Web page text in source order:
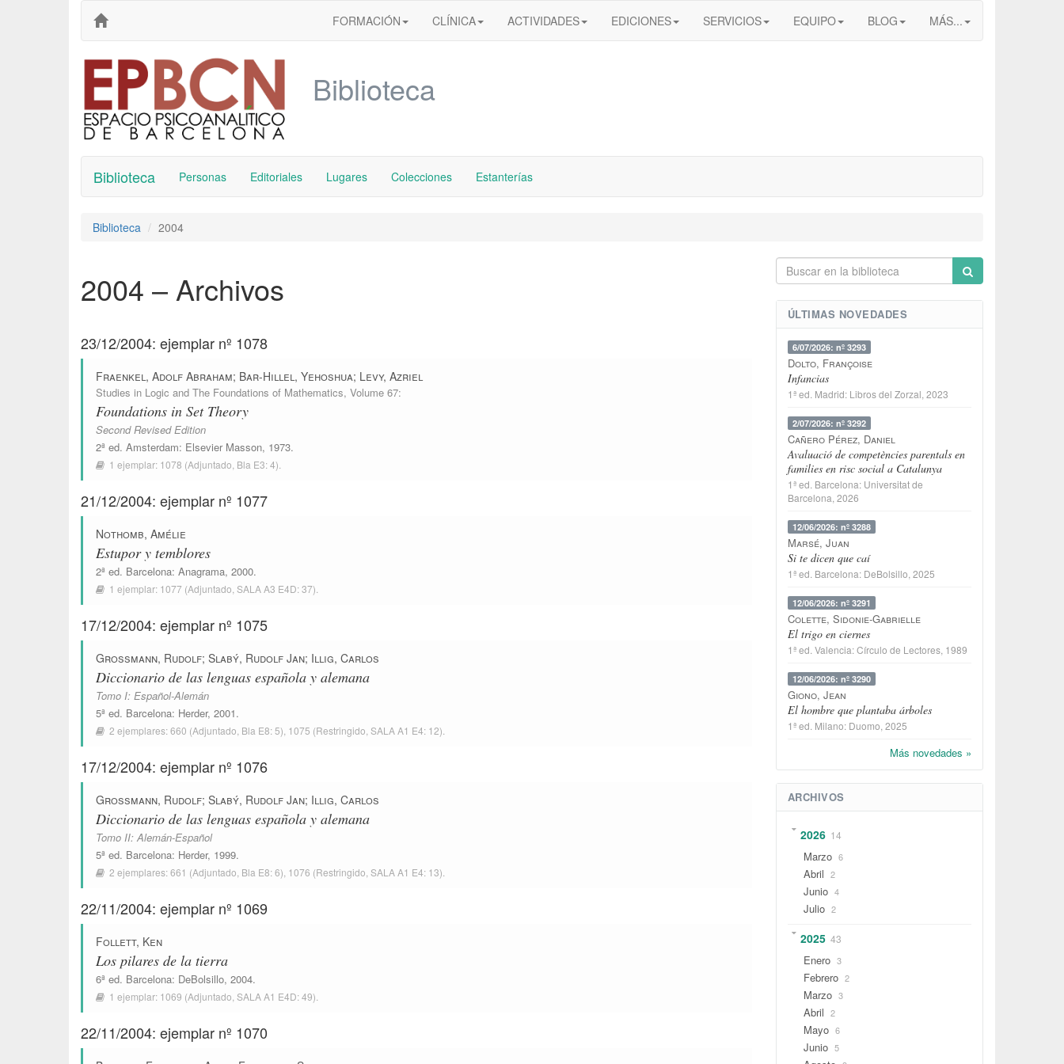
FORMACIÓN CLÍNICA ACTIVIDADES EDICIONES SERVICIOS EQUIPO BLOG MÁS...
Biblioteca
Biblioteca Personas Editoriales Lugares Colecciones Estanterías
Biblioteca 2004
2004 – Archivos
23/12/2004: ejemplar nº 1078
Fraenkel, Adolf Abraham; Bar-Hillel, Yehoshua; Levy, Azriel
Studies in Logic and The Foundations of Mathematics, Volume 67:
Foundations in Set Theory
Second Revised Edition
2ª ed. Amsterdam: Elsevier Masson, 1973.
1 ejemplar: 1078 (Adjuntado, Bla E3: 4).
21/12/2004: ejemplar nº 1077
Nothomb, Amélie
Estupor y temblores
2ª ed. Barcelona: Anagrama, 2000.
1 ejemplar: 1077 (Adjuntado, SALA A3 E4D: 37).
17/12/2004: ejemplar nº 1075
Grossmann, Rudolf; Slabý, Rudolf Jan; Illig, Carlos
Diccionario de las lenguas española y alemana
Tomo I: Español-Alemán
5ª ed. Barcelona: Herder, 2001.
2 ejemplares:660 (Adjuntado, Bla E8: 5), 1075 (Restringido, SALA A1 E4: 12).
17/12/2004: ejemplar nº 1076
Grossmann, Rudolf; Slabý, Rudolf Jan; Illig, Carlos
Diccionario de las lenguas española y alemana
Tomo II: Alemán-Español
5ª ed. Barcelona: Herder, 1999.
2 ejemplares:661 (Adjuntado, Bla E8: 6), 1076 (Restringido, SALA A1 E4: 13).
22/11/2004: ejemplar nº 1069
Follett, Ken
Los pilares de la tierra
6ª ed. Barcelona: DeBolsillo, 2004.
1 ejemplar: 1069 (Adjuntado, SALA A1 E4D: 49).
22/11/2004: ejemplar nº 1070
ÚLTIMAS NOVEDADES
6/07/2026: nº 3293
Dolto, Françoise
Infancias
1ª ed. Madrid: Libros del Zorzal , 2023
2/07/2026: nº 3292
Cañero Pérez, Daniel
Avaluació de competències parentals en
families en risc social a Catalunya
1ª ed. Barcelona: Universitat de
Barcelona , 2026
12/06/2026: nº 3288
Marsé, Juan
Si te dicen que caí
1ª ed. Barcelona: DeBolsillo , 2025
12/06/2026: nº 3291
Colette, Sidonie-Gabrielle
El trigo en ciernes
1ª ed. Valencia:Círculo de Lectores, 1989
12/06/2026: nº 3290
Giono, Jean
El hombre que plantaba árboles
1ª ed. Milano: Duomo , 2025
Más novedades »
ARCHIVOS
2026 14
Marzo 6
Abril 2
Junio 4
Julio 2
2025 43
Enero 3
Febrero 2
Marzo 3
Abril 2
Mayo 6
Junio 5